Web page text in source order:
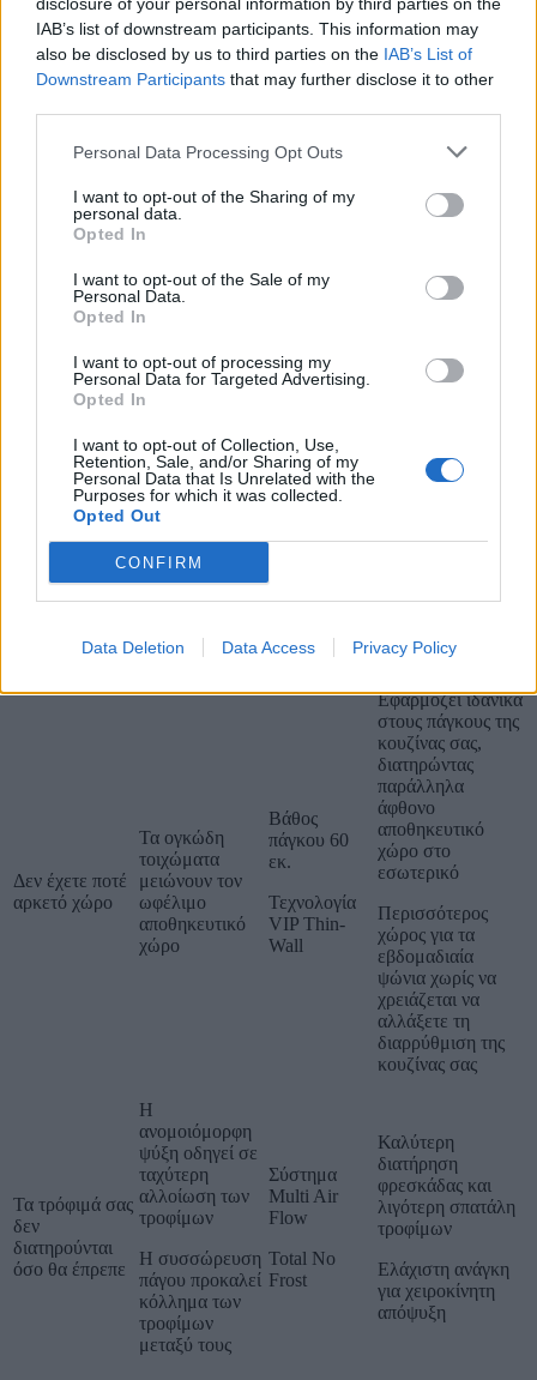
IAB’s list of downstream participants. This information may
also be disclosed by us to third parties on the IAB’s List of
Downstream Participants that may further disclose it to other
Personal Data Processing Opt Outs
I want to opt-out of the Sharing of my
personal data.
Opted In
I want to opt-out of the Sale of my
Personal Data.
Opted In
I want to opt-out of processing my
Personal Data for Targeted Advertising.
Opted In
I want to opt-out of Collection, Use,
Retention, Sale, and/or Sharing of my
Personal Data that Is Unrelated with the
Purposes for which it was collected.
Opted Out
CONFIRM
Data Deletion Data Access Privacy Policy
συνολικά πιο αποδοτική λειτουργία της συσκευής.
Οι εργονομικές λύσεις αποθήκευσης, όπως οι ευέλικτες θέσεις για
μπουκάλια και οι ειδικά διαμορφωμένες ζώνες για φρέσκα
στα τρόφιμα στην καθημερινότητα.
Ακολουθούν πέντε σημάδια ότι ίσως έχει έρθει η στιγμή να
τροφίμων και την έλλειψη αποθηκευτικού χώρου έως τη δυσκολία
οργάνωσης και την αυξημένη κατανάλωση ενέργειας. Η σειρά TCL
Mega Space® SE ενσωματώνει τεχνολογίες που συμβάλλουν στη
διατήρηση της φρεσκάδας, στη βελτιστοποίηση του χώρου και στην
πιο αποδοτική καθημερινή λειτουργία.
Μη ομοιόμορφη ψύξη που επηρεάζει τη διατήρηση των
τροφίμων
Περιορισμένος αποθηκευτικός χώρος παρά τις εξωτερικές
διαστάσεις
Δυσκολία οργάνωσης και πρόσβασης στα τρόφιμα
Περιορισμένη ευελιξία στη ρύθμιση θερμοκρασίας
Αυξημένος θόρυβος και μειωμένη ενεργειακή απόδοση με
την πάροδο του χρόνου
Τι πραγματικά κάνει τη διαφορά στην καθημερινότητα
Το Σημάδι
Σημαντικό
Λύση TCL
Space® SE
Βασικό Όφελος
Δεν έχετε ποτέ
αρκετό χώρο
Τα ογκώδη
τοιχώματα
μειώνουν τον
ωφέλιμο
αποθηκευτικό
χώρο
Βάθος
πάγκου 60
εκ.
Τεχνολογία
VIP Thin-
Wall
Εφαρμόζει ιδανικά
στους πάγκους της
κουζίνας σας,
διατηρώντας
παράλληλα
άφθονο
αποθηκευτικό
χώρο στο
εσωτερικό
Περισσότερος
χώρος για τα
εβδομαδιαία
ψώνια χωρίς να
χρειάζεται να
αλλάξετε τη
διαρρύθμιση της
κουζίνας σας
Τα τρόφιμά σας
δεν
διατηρούνται
όσο θα έπρεπε
Η
ανομοιόμορφη
ψύξη οδηγεί σε
ταχύτερη
αλλοίωση των
τροφίμων
Η συσσώρευση
πάγου προκαλεί
κόλλημα των
τροφίμων
μεταξύ τους
Σύστημα
Multi Air
Flow
Total No
Frost
Καλύτερη
διατήρηση
φρεσκάδας και
λιγότερη σπατάλη
τροφίμων
Ελάχιστη ανάγκη
για χειροκίνητη
απόψυξη